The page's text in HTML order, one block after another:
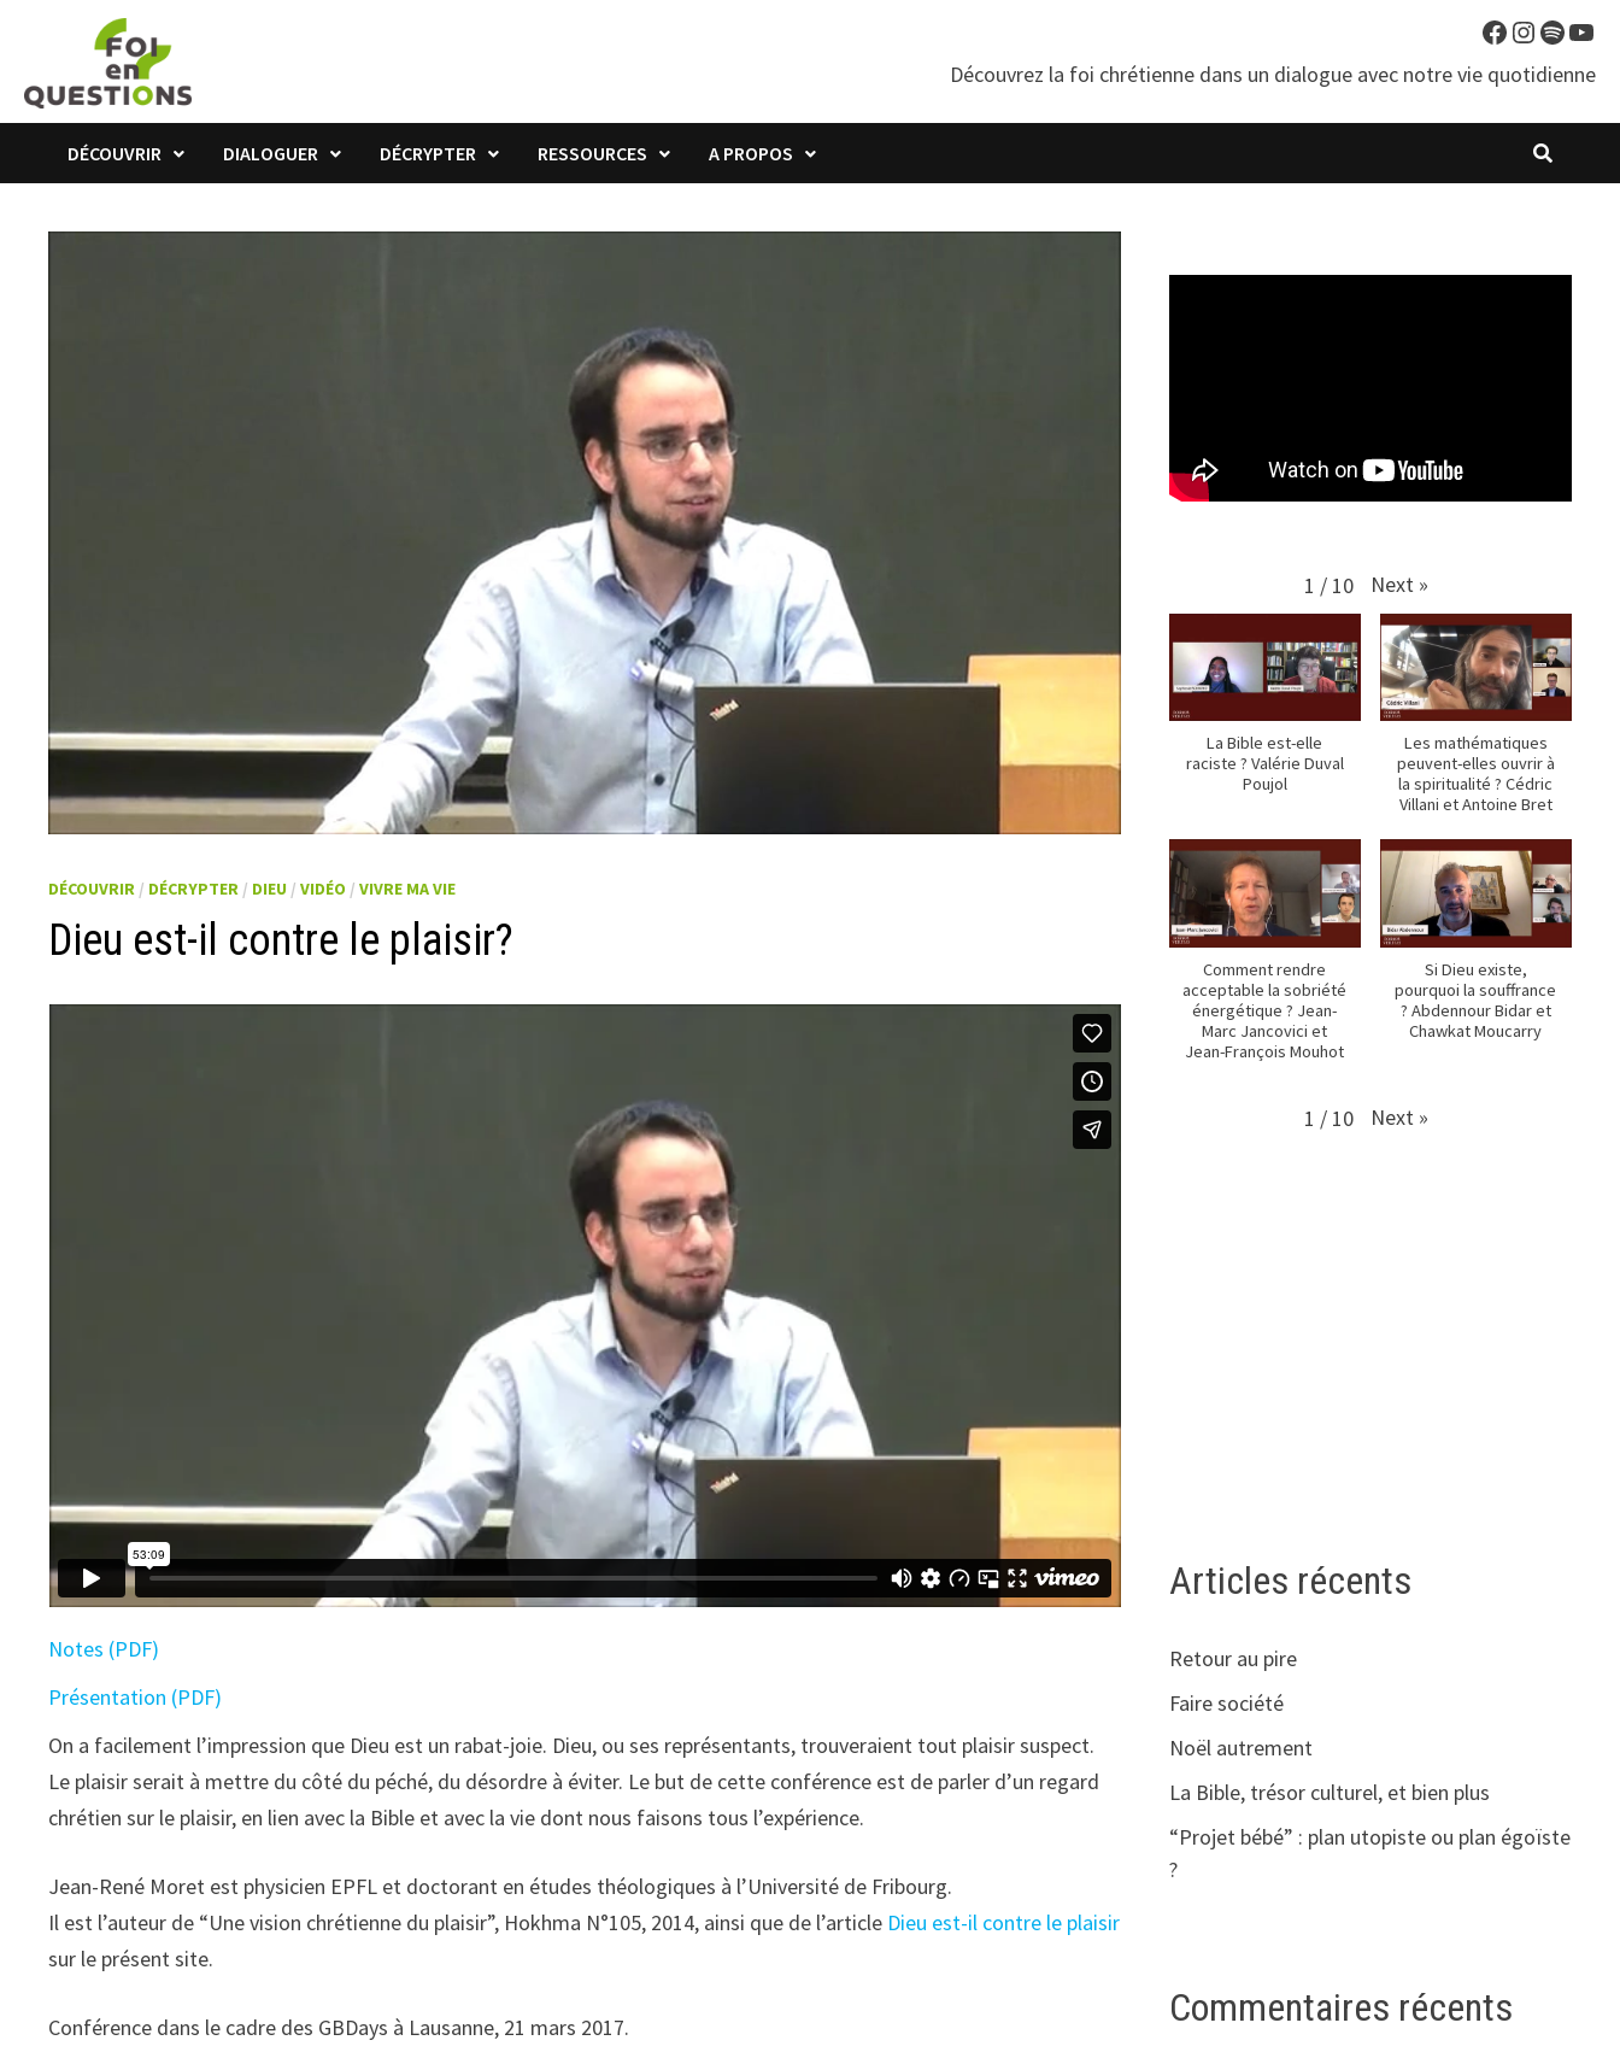
contenu
Facebook
Découvrez la foi chrétienne dans un dialogue avec notre vie quotidienne
DÉCOUVRIR DIALOGUER DÉCRYPTER RESSOURCES A PROPOS
DÉCOUVRIR / DÉCRYPTER / DIEU /VIDÉO /VIVRE MA VIE
Dieu est-il contre le plaisir?
Notes (PDF)
Présentation (PDF)
On a facilement l’impression que Dieu est un rabat-joie. Dieu, ou ses représentants, trouveraient tout plaisir suspect.
Le plaisir serait à mettre du côté du péché, du désordre à éviter. Le but de cette conférence est de parler d’un regard
chrétien sur le plaisir, en lien avec la Bible et avec la vie dont nous faisons tous l’expérience.
Jean-René Moret est physicien EPFL et doctorant en études théologiques à l’Université de Fribourg.
Il est l’auteur de “Une vision chrétienne du plaisir”, Hokhma N°105, 2014, ainsi que de l’article Dieu est-il contre le plaisir
sur le présent site.
Conférence dans le cadre des GBDays à Lausanne, 21 mars 2017.
1 / 10 Next »
La Bible est-elle
raciste ? Valérie Duval
Poujol
Les mathématiques
peuvent-elles ouvrir à
la spiritualité ? Cédric
Villani et Antoine Bret
Comment rendre
acceptable la sobriété
énergétique ? Jean-
Marc Jancovici et
Jean-François Mouhot
Si Dieu existe,
pourquoi la souffrance
? Abdennour Bidar et
Chawkat Moucarry
1 / 10 Next »
Articles récents
Retour au pire
Faire société
Noël autrement
La Bible, trésor culturel, et bien plus
“Projet bébé” : plan utopiste ou plan égoïste
?
Commentaires récents